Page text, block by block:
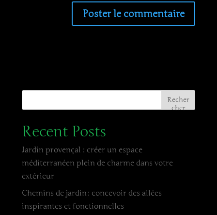
Recher
cher
Recent Posts
Jardin provençal : créer un espace
méditerranéen plein de charme dans votre
extérieur
Chemins de jardin : concevoir des allées
inspirantes et fonctionnelles